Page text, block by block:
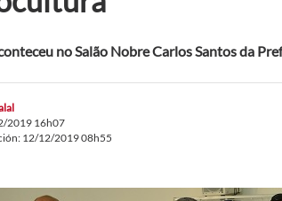
no Salão Nobre Carlos Santos da
2019 16h07
12/12/2019 08h55